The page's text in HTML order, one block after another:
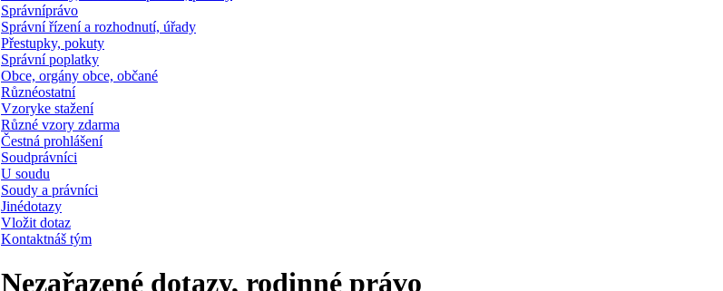
Správníprávo
Správní řízení a rozhodnutí, úřady
Přestupky, pokuty
Správní poplatky
Obce, orgány obce, občané
Různéostatní
Vzoryke stažení
Různé vzory zdarma
Čestná prohlášení
Soudprávníci
U soudu
Soudy a právníci
Jinédotazy
Vložit dotaz
Kontaktnáš tým
Nezařazené dotazy, rodinné právo